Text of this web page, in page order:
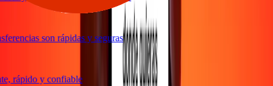
son rápidas y seguras
rápido y confiable